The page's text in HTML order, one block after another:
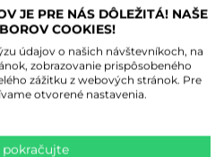
Bez DPH254,8 EUR
(313,4 EUR)
Kontaktujte nás
JE PRE NÁS DÔLEŽITÁ! NAŠE
COOKIES!
údajov o našich návštevníkoch, na
zobrazovanie prispôsobeného
zážitku z webových stránok. Pre
otvorené nastavenia.
pokračujte